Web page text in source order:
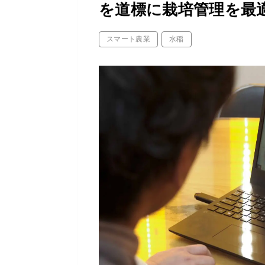
を道標に栽培管理を最
スマート農業 水稲